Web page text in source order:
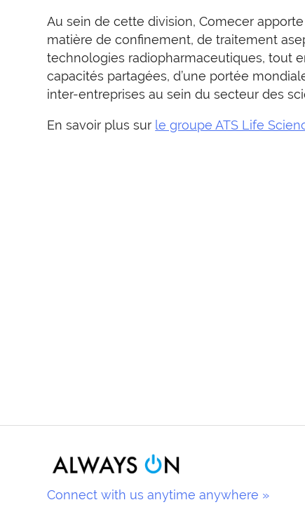
Au sein de cette division, Comecer
matière de confinement, de traitement
technologies radiopharmaceutiques, tout
capacités partagées, d’une portée
inter-entreprises au sein du secteur des
En savoir plus sur le groupe ATS Life
Connect with us anytime anywhere »